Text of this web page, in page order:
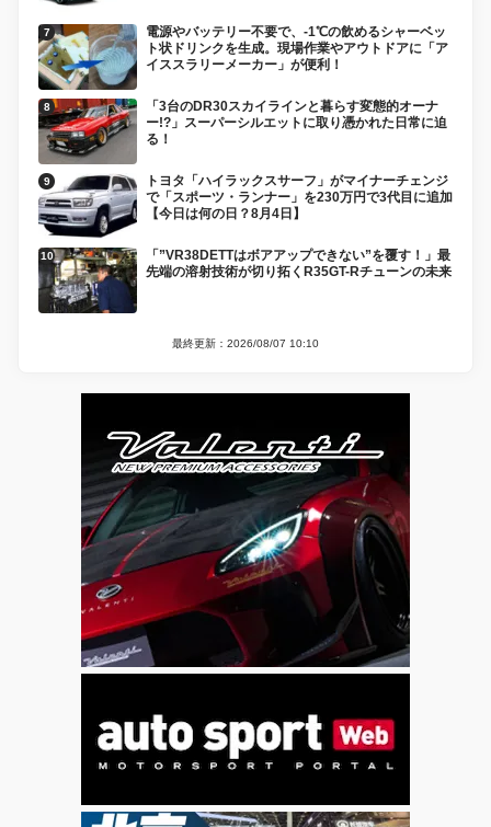
電源やバッテリー不要で、-1℃の飲めるシャーベッ
ト状ドリンクを生成。現場作業やアウトドアに「ア
イススラリーメーカー」が便利！
「3台のDR30スカイラインと暮らす変態的オーナ
ー!?」スーパーシルエットに取り憑かれた日常に迫
る！
トヨタ「ハイラックスサーフ」がマイナーチェンジ
で「スポーツ・ランナー」を230万円で3代目に追加
【今日は何の日？8月4日】
「”VR38DETTはボアアップできない”を覆す！」最
先端の溶射技術が切り拓くR35GT-Rチューンの未来
最終更新：2026/08/07 10:10